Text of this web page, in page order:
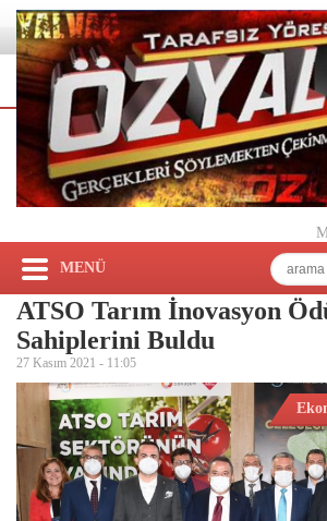
MENÜ
ATSO Tarım İnovasyon
Sahiplerini Buldu
27 Kasım 2021 - 11:05